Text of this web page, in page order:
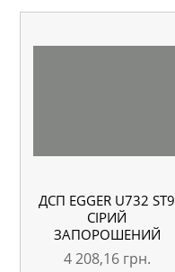
ДСП EGGER U732 ST9
СІРИЙ
ЗАПОРОШЕНИЙ
2800×2070 18 ММ
4 208,16 грн.